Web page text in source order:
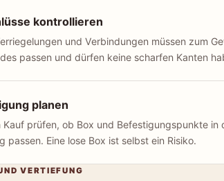
kontrollieren
und Verbindungen müssen zum
passen und dürfen keine scharfen Kanten
planen
Kauf prüfen, ob Box und Befestigungspunkte in
passen. Eine lose Box ist selbst ein Risiko.
VERTIEFUNG